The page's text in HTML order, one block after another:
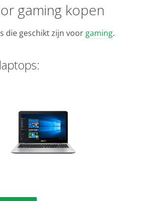
gaming kopen
die geschikt zijn voor gaming.